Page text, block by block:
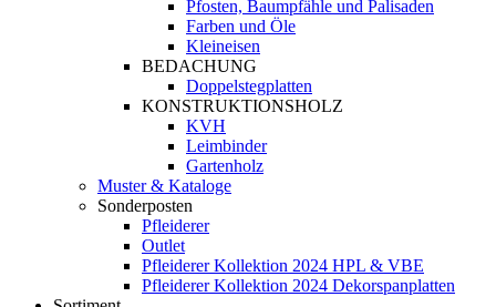
Pfosten, Baumpfähle und Palisaden
Farben und Öle
Kleineisen
BEDACHUNG
Doppelstegplatten
KONSTRUKTIONSHOLZ
KVH
Leimbinder
Gartenholz
Muster & Kataloge
Sonderposten
Pfleiderer
Outlet
Pfleiderer Kollektion 2024 HPL & VBE
Pfleiderer Kollektion 2024 Dekorspanplatten